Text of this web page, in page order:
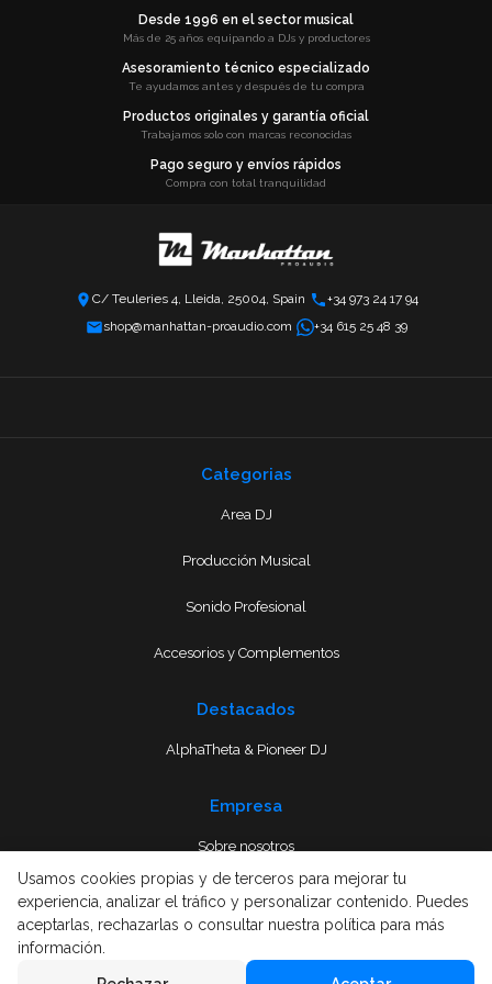
Desde 1996 en el sector musical
Más de 25 años equipando a DJs y productores
Asesoramiento técnico especializado
Te ayudamos antes y después de tu compra
Productos originales y garantía oficial
Trabajamos solo con marcas reconocidas
Pago seguro y envíos rápidos
Compra con total tranquilidad
C/ Teuleries 4, Lleida, 25004, Spain
+34 973 24 17 94
shop@manhattan-proaudio.com
+34 615 25 48 39
Categorias
Area DJ
Producción Musical
Sonido Profesional
Accesorios y Complementos
Destacados
AlphaTheta & Pioneer DJ
Empresa
Sobre nosotros
Usamos cookies propias y de terceros para mejorar tu
experiencia, analizar el tráfico y personalizar contenido. Puedes
aceptarlas, rechazarlas o consultar nuestra política para más
información.